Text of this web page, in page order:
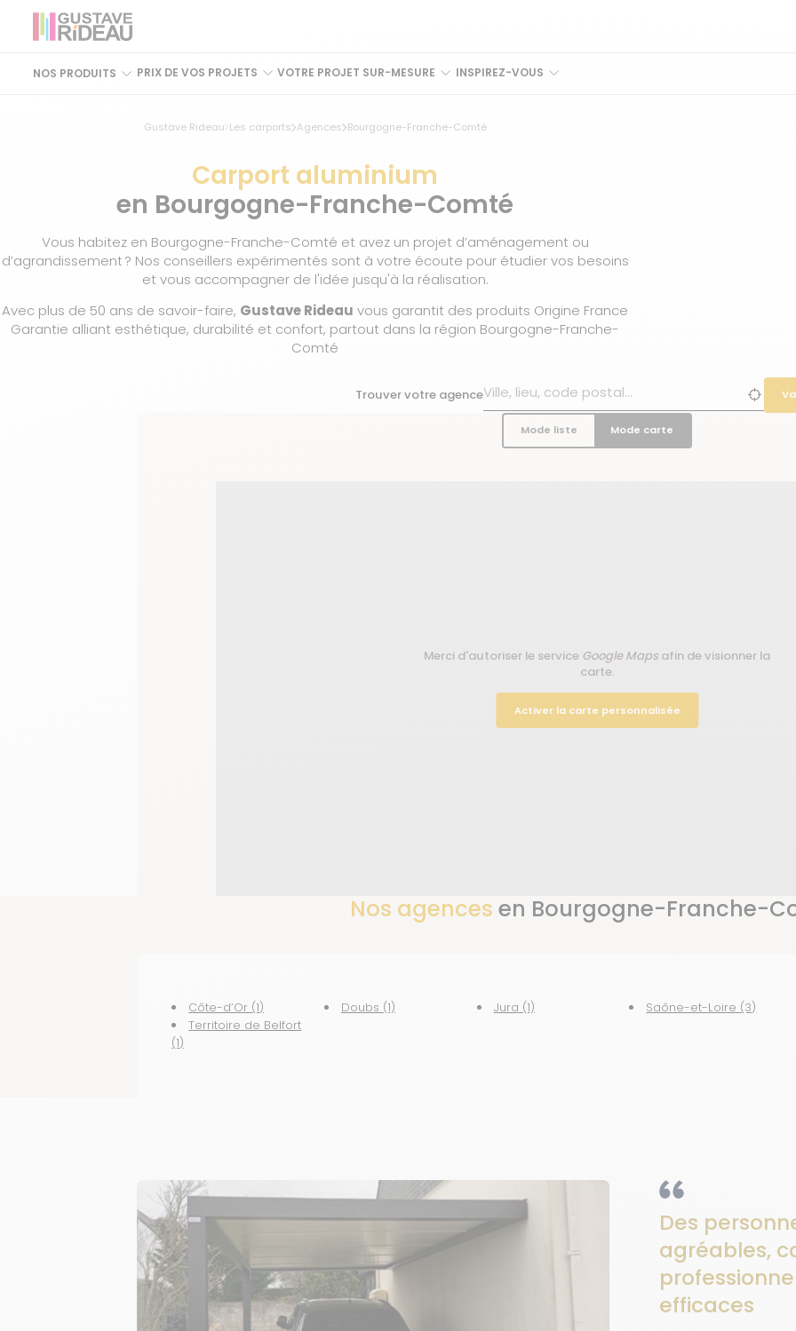
NOS PRODUITS PRIX DE VOS PROJETS VOTRE PROJET SUR-MESURE INSPIREZ-VOUS
Gustave Rideau Les carports Agences Bourgogne-Franche-Comté
Carport aluminium
en Bourgogne-Franche-Comté
Vous habitez en Bourgogne-Franche-Comté et avez un projet d’aménagement ou
d’agrandissement ? Nos conseillers expérimentés sont à votre écoute pour étudier vos besoins
et vous accompagner de l'idée jusqu'à la réalisation.
Avec plus de 50 ans de savoir-faire, Gustave Rideau vous garantit des produits Origine France
Garantie alliant esthétique, durabilité et confort, partout dans la région Bourgogne-Franche-
Comté
Trouver votre agence
Mode liste Mode carte
Merci d'autoriser le service Google Mapsafin de visionner la
carte.
Activer la carte personnalisée
Nos agences en Bourgogne-Franche-
Côte-d’Or (1) Doubs (1) Jura (1)
Saône-et-Loire (3)
Territoire de Belfort
(1)
Des
agréables,
efficaces